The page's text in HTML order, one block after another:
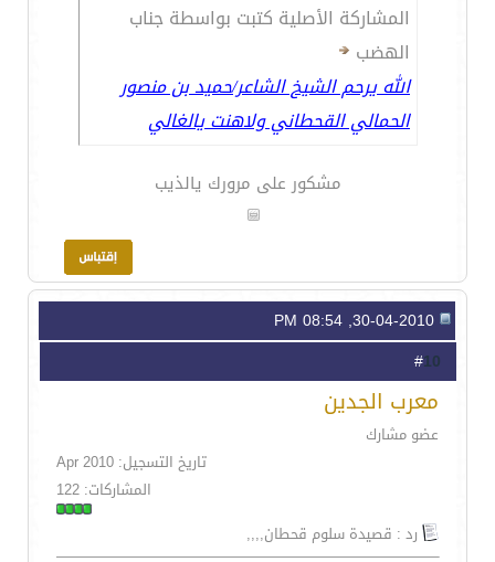
المشاركة الأصلية كتبت بواسطة جناب
الهضب
الله يرحم الشيخ الشاعر/حميد بن منصور
الحمالي القحطاني ولاهنت يالغالي
مشكور على مرورك يالذيب
10
معرب الجدين
عضو مشارك
تاريخ التسجيل: Apr 2010
المشاركات: 122
رد : قصيدة سلوم قحطان,,,,